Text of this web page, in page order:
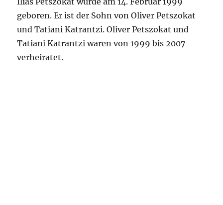
geboren. Er ist der Sohn von Oliver Petszokat
und Tatiani Katrantzi. Oliver Petszokat und
Tatiani Katrantzi waren von 1999 bis 2007
verheiratet.